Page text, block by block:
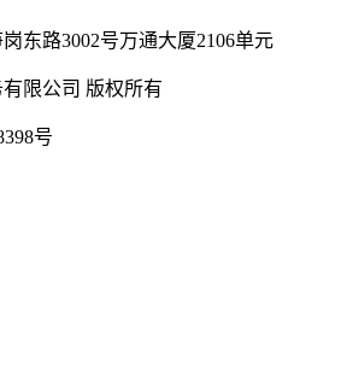
东路3002号万通大厦2106单元
限公司 版权所有
号